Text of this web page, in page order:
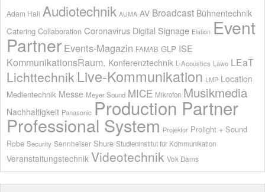
Adam Hall Audiotechnik AUMA AV Broadcast Bühnentechnik
Catering Collaboration Coronavirus Digital Signage Elation Event
Partner Events-Magazin FAMAB GLP ISE
KommunikationsRaum. Konferenztechnik L-Acoustics Lawo LEaT
Lichttechnik Live-Kommunikation LMP Location
Medientechnik Messe Meyer Sound MICE Mikrofon Musikmedia
Nachhaltigkeit Panasonic Production Partner
Professional System Projektor Prolight + Sound
Robe Security Sennheiser Shure Studieninstitut für Kommunikation
Veranstaltungstechnik Videotechnik Vok Dams